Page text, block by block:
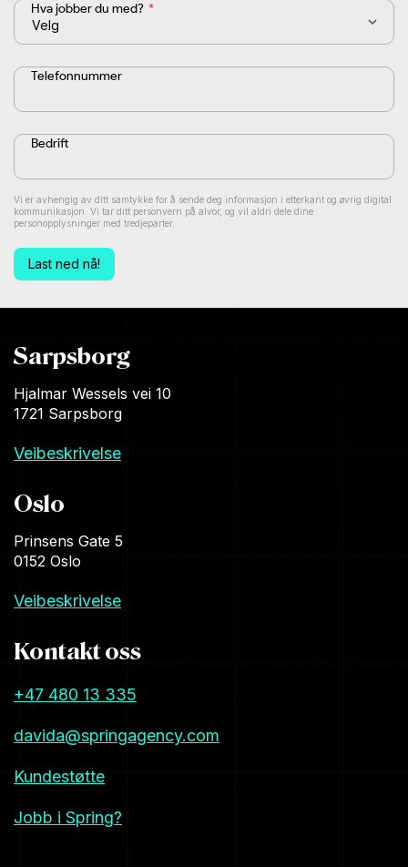
Hva jobber du med? *
Telefonnummer
Bedrift
Vi er avhengig av ditt samtykke for å sende deg informasjon i etterkant og øvrig digital
kommunikasjon. Vi tar ditt personvern på alvor, og vil aldri dele dine
personopplysninger med tredjeparter.
Sarpsborg
Hjalmar Wessels vei 10
1721 Sarpsborg
Veibeskrivelse
Oslo
Prinsens Gate 5
0152 Oslo
Veibeskrivelse
Kontakt oss
+47 480 13 335
davida@springagency.com
Kundestøtte
Jobb i Spring?